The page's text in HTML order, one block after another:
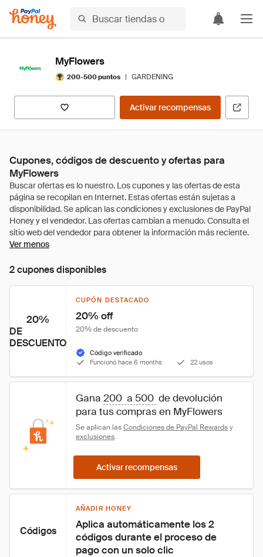
MyFlowers
200-500 puntos | GARDENING
Activar recompensas
Cupones, códigos de descuento y ofertas para
MyFlowers
Ver menos
2 cupones disponibles
20%
DE
DESCUENTO
CUPÓN DESTACADO
20% off
20% de descuento
Código verificado
Funcionó hace 6 months
22 usos
Gana 200  a 500 de devolución
para tus compras en MyFlowers
Se aplican las Condiciones de PayPal Rewards y
exclusiones.
Activar recompensas
Códigos
AÑADIR HONEY
Aplica automáticamente los 2
códigos durante el proceso de
pago con un solo clic